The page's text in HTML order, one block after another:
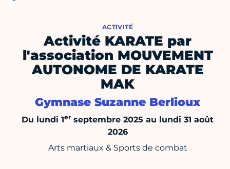
ACTIVITÉ
Activité KARATE par
l'association MOUVEMENT
AUTONOME DE KARATE
MAK
Gymnase Suzanne Berlioux
Du lundi 1er septembre 2025 au lundi 31 août
2026
Arts martiaux & Sports de combat